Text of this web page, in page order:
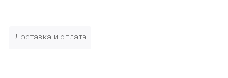
Доставка и оплата